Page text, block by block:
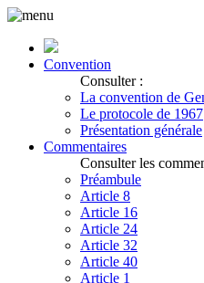
Convention
Consulter :
La convention de
Le protocole de 1967
Présentation générale
Commentaires
Consulter les
Préambule
Article 8
Article 16
Article 24
Article 32
Article 40
Article 1